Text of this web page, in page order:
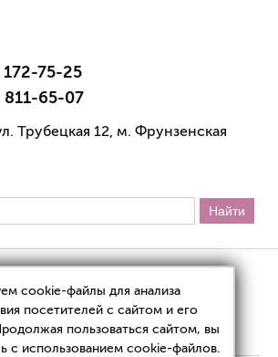
75-25
811-65-07
Трубецкая 12, м. Фрунзенская
мышц
УКРЕПЛЕНИЕ МЫШЦ
cookie-файлы для анализа
посетителей с сайтом и его
пользоваться сайтом, вы
с использованием cookie-файлов.